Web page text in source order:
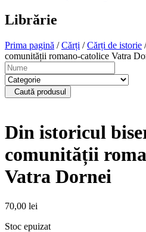
Librărie
Prima pagină /Cărți /Cărți de istorie
comunității romano-catolice Vatra
Caută produsul
Din istoricul
comunității
Vatra Dornei
70,00 lei
Stoc epuizat